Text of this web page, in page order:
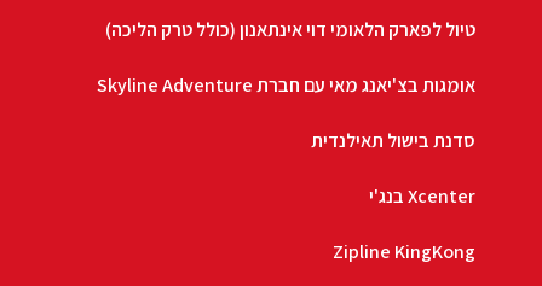
טיול לפארק הלאומי דוי אינתאנון (כולל טרק הליכה)
אומגות בצ'יאנג מאי עם חברת Skyline Adventure
סדנת בישול תאילנדית
Xcenter בנג'י
Zipline KingKong